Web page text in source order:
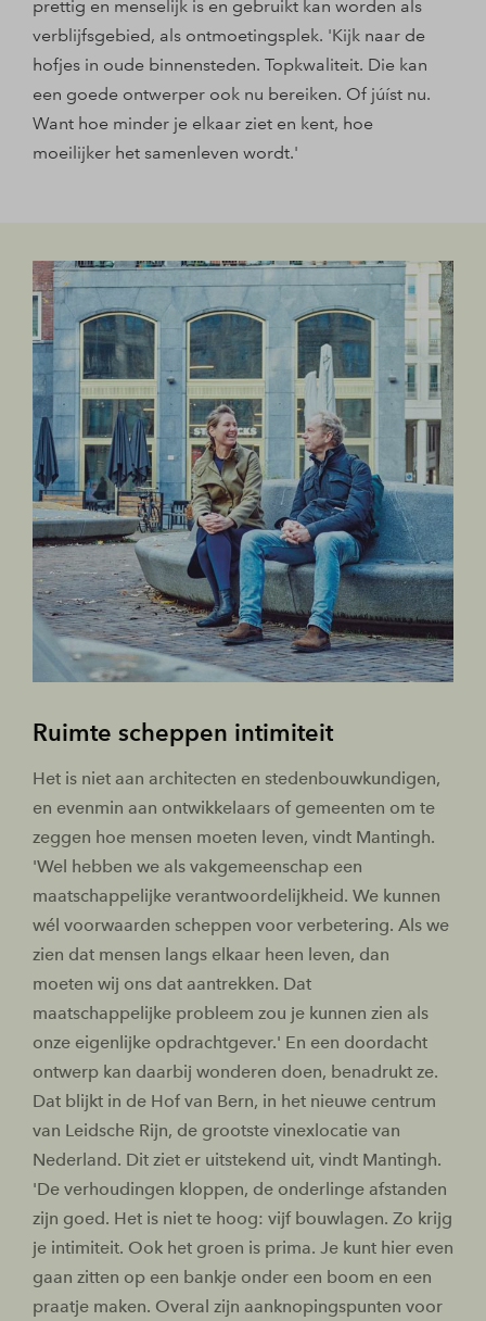
prettig en menselijk is en gebruikt kan worden als
verblijfsgebied, als ontmoetingsplek. 'Kijk naar de
hofjes in oude binnensteden. Topkwaliteit. Die kan
een goede ontwerper ook nu bereiken. Of júíst nu.
Want hoe minder je elkaar ziet en kent, hoe
moeilijker het samenleven wordt.'
Ruimte scheppen intimiteit
Het is niet aan architecten en stedenbouwkundigen,
en evenmin aan ontwikkelaars of gemeenten om te
zeggen hoe mensen moeten leven, vindt Mantingh.
'Wel hebben we als vakgemeenschap een
maatschappelijke verantwoordelijkheid. We kunnen
wél voorwaarden scheppen voor verbetering. Als we
zien dat mensen langs elkaar heen leven, dan
moeten wij ons dat aantrekken. Dat
maatschappelijke probleem zou je kunnen zien als
onze eigenlijke opdrachtgever.' En een doordacht
ontwerp kan daarbij wonderen doen, benadrukt ze.
Dat blijkt in de Hof van Bern, in het nieuwe centrum
van Leidsche Rijn, de grootste vinexlocatie van
Nederland. Dit ziet er uitstekend uit, vindt Mantingh.
'De verhoudingen kloppen, de onderlinge afstanden
zijn goed. Het is niet te hoog: vijf bouwlagen. Zo krijg
je intimiteit. Ook het groen is prima. Je kunt hier even
gaan zitten op een bankje onder een boom en een
praatje maken. Overal zijn aanknopingspunten voor